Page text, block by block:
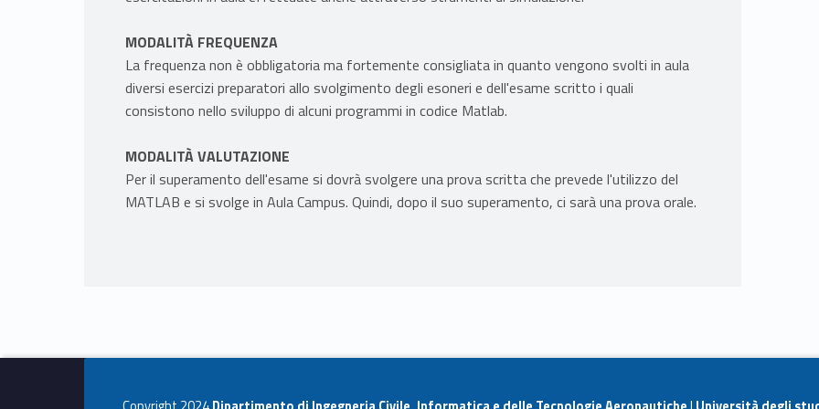
MODALITÀ FREQUENZA
La frequenza non è obbligatoria ma fortemente consigliata in quanto vengono svolti in aula
diversi esercizi preparatori allo svolgimento degli esoneri e dell'esame scritto i quali
consistono nello sviluppo di alcuni programmi in codice Matlab.
MODALITÀ VALUTAZIONE
Per il superamento dell'esame si dovrà svolgere una prova scritta che prevede l'utilizzo del
MATLAB e si svolge in Aula Campus. Quindi, dopo il suo superamento, ci sarà una prova orale.